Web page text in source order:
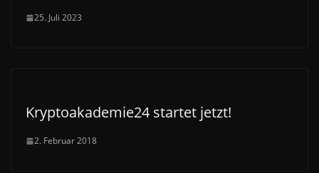
25. Juli 2023
Kryptoakademie24 startet jetzt!
2. Februar 2018